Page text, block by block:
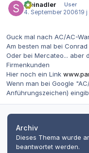
steinadler
User
4. September 200619 j
Guck mal nach AC/AC-
Am besten mal bei Conrad
Oder bei Mercateo... aber
Firmenkunden
Hier noch ein Link
Wenn man bei Google
Anführungszeichen)
Archiv
Dieses Thema wurde
beantwortet werden.